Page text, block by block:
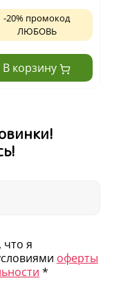
-20% промокод
ЛЮБОВЬ
В корзину
я
оферты
*